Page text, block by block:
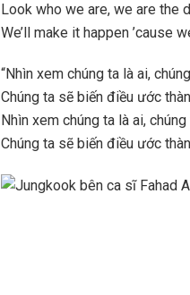
Look who we are, we are the
We’ll make it happen ’cause
“Nhìn xem chúng ta là ai,
Chúng ta sẽ biến điều ước
Nhìn xem chúng ta là ai,
Chúng ta sẽ biến điều ước